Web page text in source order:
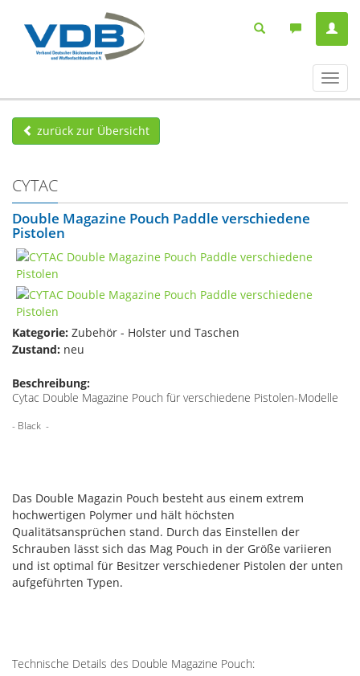
ein-/
zurück zur Übersicht
CYTAC
Double Magazine Pouch Paddle verschiedene
Pistolen
Kategorie: Zubehör - Holster und Taschen
Zustand: neu
Beschreibung:
Cytac Double Magazine Pouch für verschiedene Pistolen-Modelle
- Black -
Das Double Magazin Pouch besteht aus einem extrem
hochwertigen Polymer und hält höchsten
Qualitätsansprüchen stand. Durch das Einstellen der
Schrauben lässt sich das Mag Pouch in der Größe variieren
und ist optimal für Besitzer verschiedener Pistolen der unten
aufgeführten Typen.
Technische Details des Double Magazine Pouch: